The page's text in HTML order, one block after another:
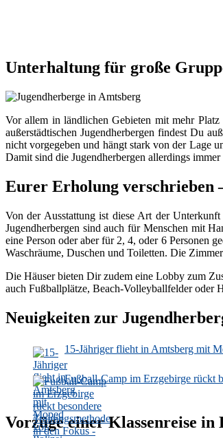
Unterhaltung für große
Vor allem in ländlichen Gebieten mit mehr Platz
außerstädtischen Jugendherbergen findest Du
nicht vorgegeben und hängt stark von der Lage
Damit sind die Jugendherbergen allerdings
Eurer Erholung verschrieben
Von der Ausstattung ist diese Art der
Jugendherbergen sind auch für Menschen mit
eine Person oder aber für 2, 4, oder 6 Personen
Waschräume, Duschen und Toiletten. Die
Die Häuser bieten Dir zudem eine Lobby zum
auch Fußballplätze, Beach-Volleyballfelder oder
Neuigkeiten zur
15-Jähriger flieht in Amtsberg mit
Fußball-Camp im Erzgebirge rückt
Vorzüge einer Klassenreise